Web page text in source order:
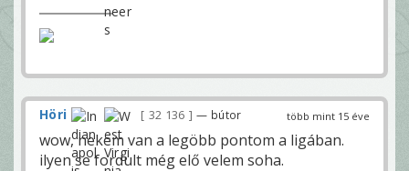
több mint 15 éve
Höri 32 136 — bútor
wow, nekem van a legöbb pontom a ligában.
ilyen se fordult még elő velem soha.